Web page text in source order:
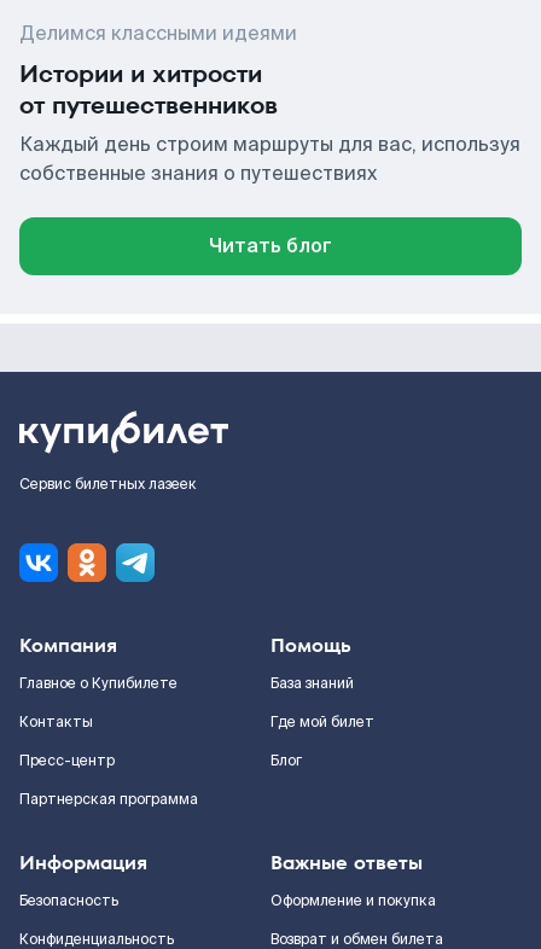
Делимся классными идеями
Истории и хитрости
от путешественников
Каждый день строим маршруты для вас, используя
собственные знания о путешествиях
Читать блог
Сервис билетных лазеек
Компания
Главное о Купибилете
Контакты
Пресс-центр
Партнерская программа
Помощь
База знаний
Где мой билет
Блог
Информация
Безопасность
Конфиденциальность
Важные ответы
Оформление и покупка
Возврат и обмен билета